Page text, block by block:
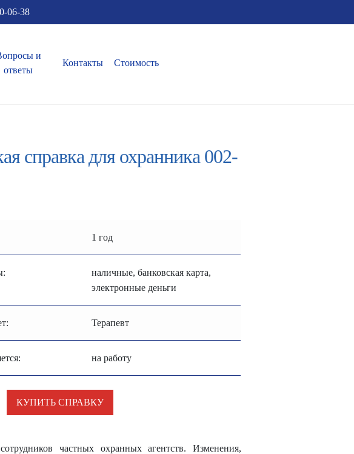
06-38
и
ответы
Контакты Стоимость
справка для охранника 002-
1 год
наличные, банковская карта,
электронные деньги
Терапевт
на работу
КУПИТЬ СПРАВКУ
частных охранных агентств. Изменения,